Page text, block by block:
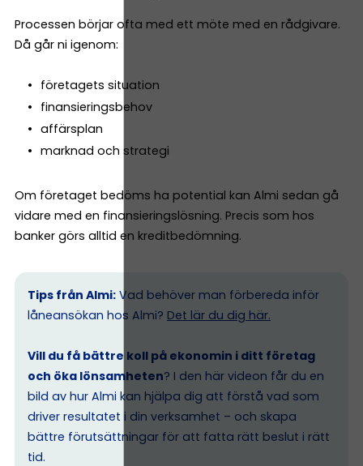
Processen börjar ofta med ett möte med en rådgivare.
Då går ni igenom:
företagets situation
finansieringsbehov
affärsplan
marknad och strategi
Om företaget bedöms ha potential kan Almi sedan gå
vidare med en finansieringslösning. Precis som hos
banker görs alltid en kreditbedömning.
Tips från Almi: Vad behöver man förbereda inför
låneansökan hos Almi? Det lär du dig här.
Vill du få bättre koll på ekonomin i ditt företag
och öka lönsamheten? I den här videon får du en
bild av hur Almi kan hjälpa dig att förstå vad som
driver resultatet i din verksamhet – och skapa
bättre förutsättningar för att fatta rätt beslut i rätt
tid.